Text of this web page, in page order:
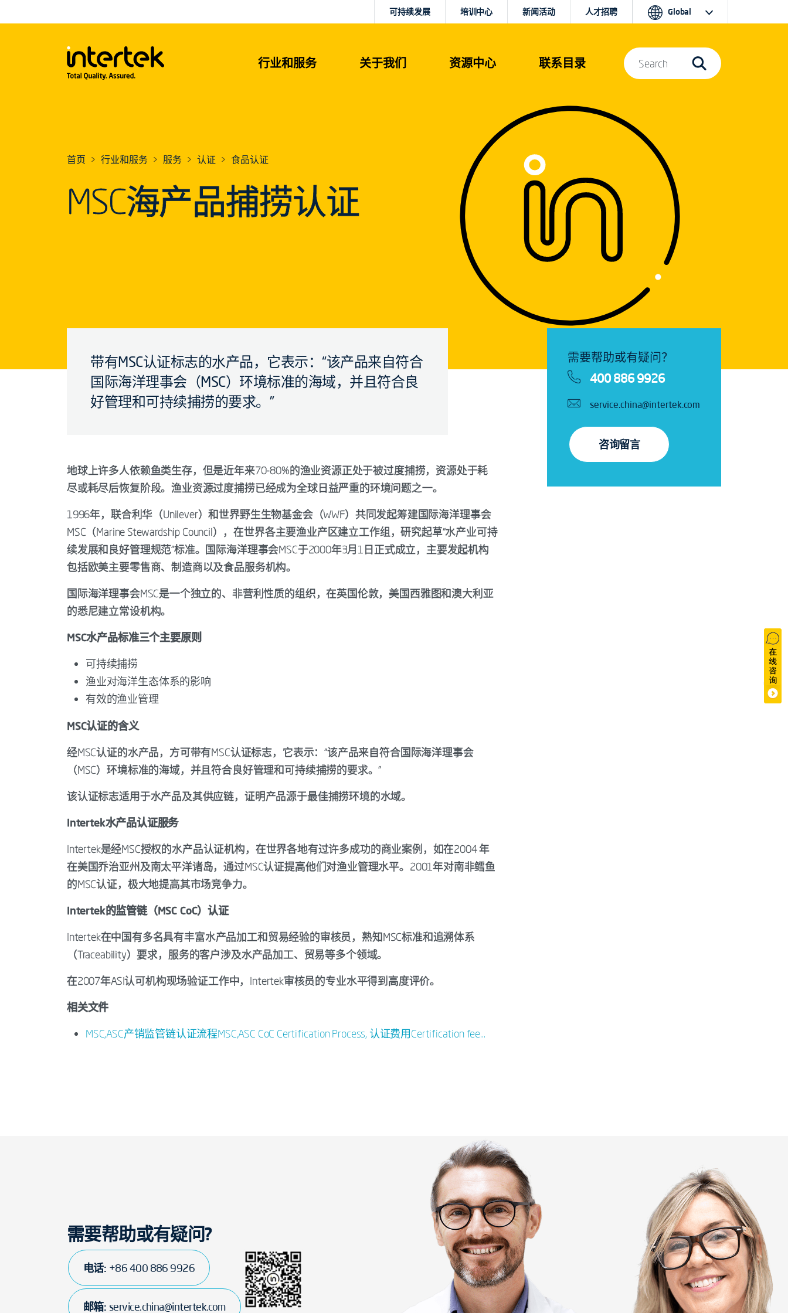
行业和服务 关于我们 资源中心 联系目录
可持续发展 培训中心 新闻活动 人才招聘 Global
Search
首页 行业和服务 服务 认证 食品认证
MSC海产品捕捞认证
带有MSC认证标志的水产品，它表示：“该产品来自符合
国际海洋理事会（MSC）环境标准的海域，并且符合良
好管理和可持续捕捞的要求。”
地球上许多人依赖鱼类生存，但是近年来70-80%的渔业资源正处于被过度捕捞，资源处于耗
尽或耗尽后恢复阶段。渔业资源过度捕捞已经成为全球日益严重的环境问题之一。
1996年，联合利华（Unilever）和世界野生生物基金会（WWF）共同发起筹建国际海洋理事会
MSC（Marine Stewardship Council），在世界各主要渔业产区建立工作组，研究起草“水产业可持
续发展和良好管理规范”标准。国际海洋理事会MSC于2000年3月1日正式成立，主要发起机构
包括欧美主要零售商、制造商以及食品服务机构。
国际海洋理事会MSC是一个独立的、非营利性质的组织，在英国伦敦，美国西雅图和澳大利亚
的悉尼建立常设机构。
MSC水产品标准三个主要原则
可持续捕捞
渔业对海洋生态体系的影响
有效的渔业管理
MSC认证的含义
经MSC认证的水产品，方可带有MSC认证标志，它表示：“该产品来自符合国际海洋理事会
（MSC）环境标准的海域，并且符合良好管理和可持续捕捞的要求。”
该认证标志适用于水产品及其供应链，证明产品源于最佳捕捞环境的水域。
Intertek水产品认证服务
Intertek是经MSC授权的水产品认证机构，在世界各地有过许多成功的商业案例，如在2004 年
在美国乔治亚州及南太平洋诸岛，通过MSC认证提高他们对渔业管理水平。2001年对南非鳕鱼
的MSC认证，极大地提高其市场竞争力。
Intertek的监管链（MSC CoC）认证
Intertek在中国有多名具有丰富水产品加工和贸易经验的审核员，熟知MSC标准和追溯体系
（Traceability）要求，服务的客户涉及水产品加工、贸易等多个领域。
在2007年ASI认可机构现场验证工作中，Intertek审核员的专业水平得到高度评价。
相关文件
MSC,ASC产销监管链认证流程MSC,ASC CoC Certification Process, 认证费用Certification fee...
需要帮助或有疑问？
400 886 9926
service.china@intertek.com
咨询留言
需要帮助或有疑问?
电话: +86 400 886 9926
邮箱: service.china@intertek.com